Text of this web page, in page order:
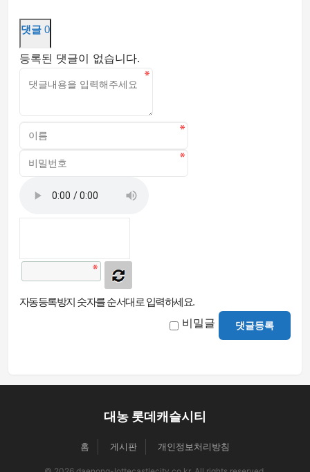
댓글 0
등록된 댓글이 없습니다.
자동등록방지 숫자를 순서대로 입력하세요.
비밀글 댓글등록
대농 롯데캐슬시티
홈 게시판 개인정보처리방침